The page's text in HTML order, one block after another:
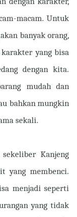
macam. Untuk
banyak orang,
yang bisa
dengan kita.
mudah dan
bahkan mungkin
sekali.
Kanjeng
yang membenci.
menjadi seperti
yang tidak